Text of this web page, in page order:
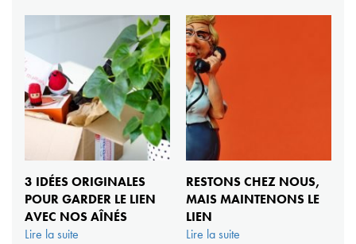
3 IDÉES ORIGINALES
POUR GARDER LE LIEN
AVEC NOS AÎNÉS
Lire la suite
RESTONS CHEZ NOUS,
MAIS MAINTENONS LE
LIEN
Lire la suite